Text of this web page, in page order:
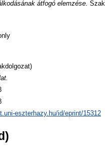
átfogó elemzése.
eszterhazy.hu/id/eprint/15312